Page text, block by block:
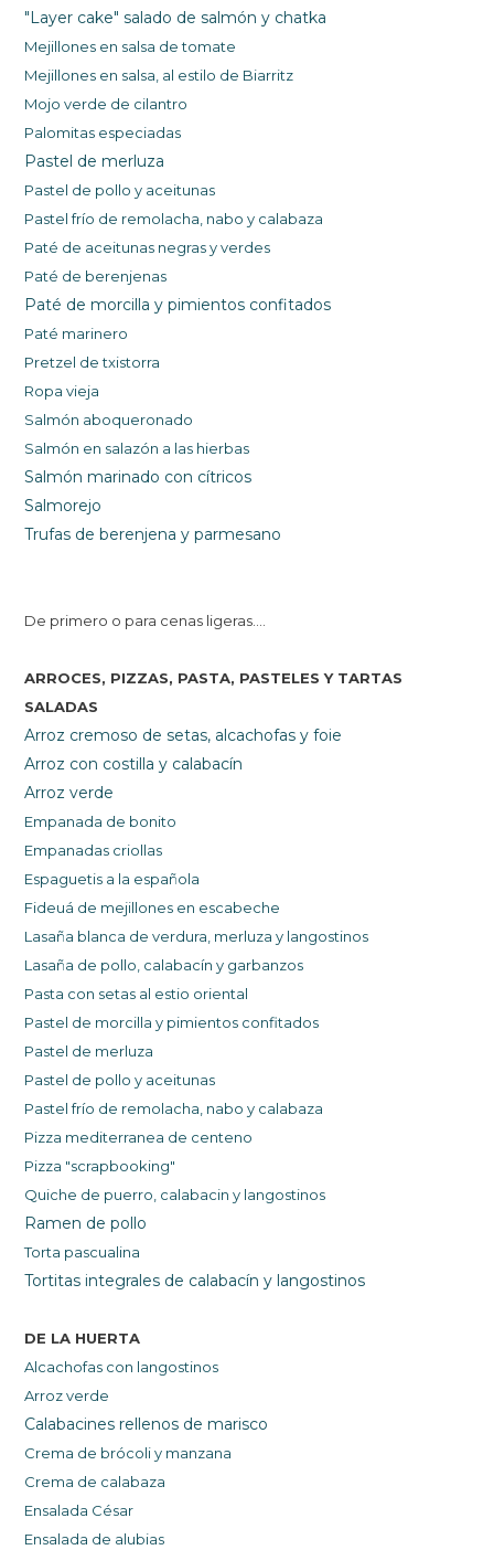
"Layer cake" salado de salmón y chatka
Mejillones en salsa de tomate
Mejillones en salsa , al estilo de Biarritz
Mojo verde de cilantro
Palomitas especiadas
Pastel de merluza
Pastel de pollo y aceitunas
Pastel frío de remolacha, nabo y calabaza
Paté de aceitunas negras y verdes
Paté de berenjenas
Paté de morcilla y pimientos confitados
Paté marinero
Pretzel de txistorra
Ropa vieja
Salmón aboqueronado
Salmón en salazón a las hierbas
Salmón marinado con cítricos
Salmorejo
Trufas de berenjena y parmesano
De primero o para cenas ligeras....
ARROCES, PIZZAS, PASTA, PASTELES Y TARTAS
SALADAS
Arroz cremoso de setas, alcachofas y foie
Arroz con costilla y calabacín
Arroz verde
Empanada de bonito
Empanadas criollas
Espaguetis a la española
Fideuá de mejillones en escabeche
Lasaña blanca de verdura, merluza y langostinos
Lasaña de pollo, calabacín y garbanzos
Pasta con setas al estio oriental
Pastel de morcilla y pimientos confitados
Pastel de merluza
Pastel de pollo y aceitunas
Pastel frío de remolacha, nabo y calabaza
Pizza mediterranea de centeno
Pizza "scrapbooking"
Quiche de puerro, calabacin y langostinos
Ramen de pollo
Torta pascualina
Tortitas integrales de calabacín y langostinos
DE LA HUERTA
Alcachofas con langostinos
Arroz verde
Calabacines rellenos de marisco
Crema de brócoli y manzana
Crema de calabaza
Ensalada César
Ensalada de alubias